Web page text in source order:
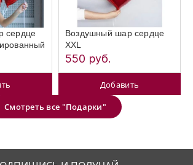
сердце
Воздушный шар сердце
XXL
550 руб.
Добавить
Смотреть все "Подарки"